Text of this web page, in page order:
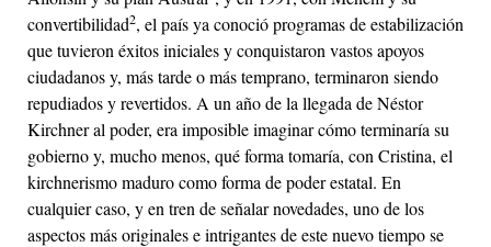
convertibilidad2, el país ya conoció programas de estabilización
que tuvieron éxitos iniciales y conquistaron vastos apoyos
ciudadanos y, más tarde o más temprano, terminaron siendo
repudiados y revertidos. A un año de la llegada de Néstor
Kirchner al poder, era imposible imaginar cómo terminaría su
gobierno y, mucho menos, qué forma tomaría, con Cristina, el
kirchnerismo maduro como forma de poder estatal. En
cualquier caso, y en tren de señalar novedades, uno de los
aspectos más originales e intrigantes de este nuevo tiempo se